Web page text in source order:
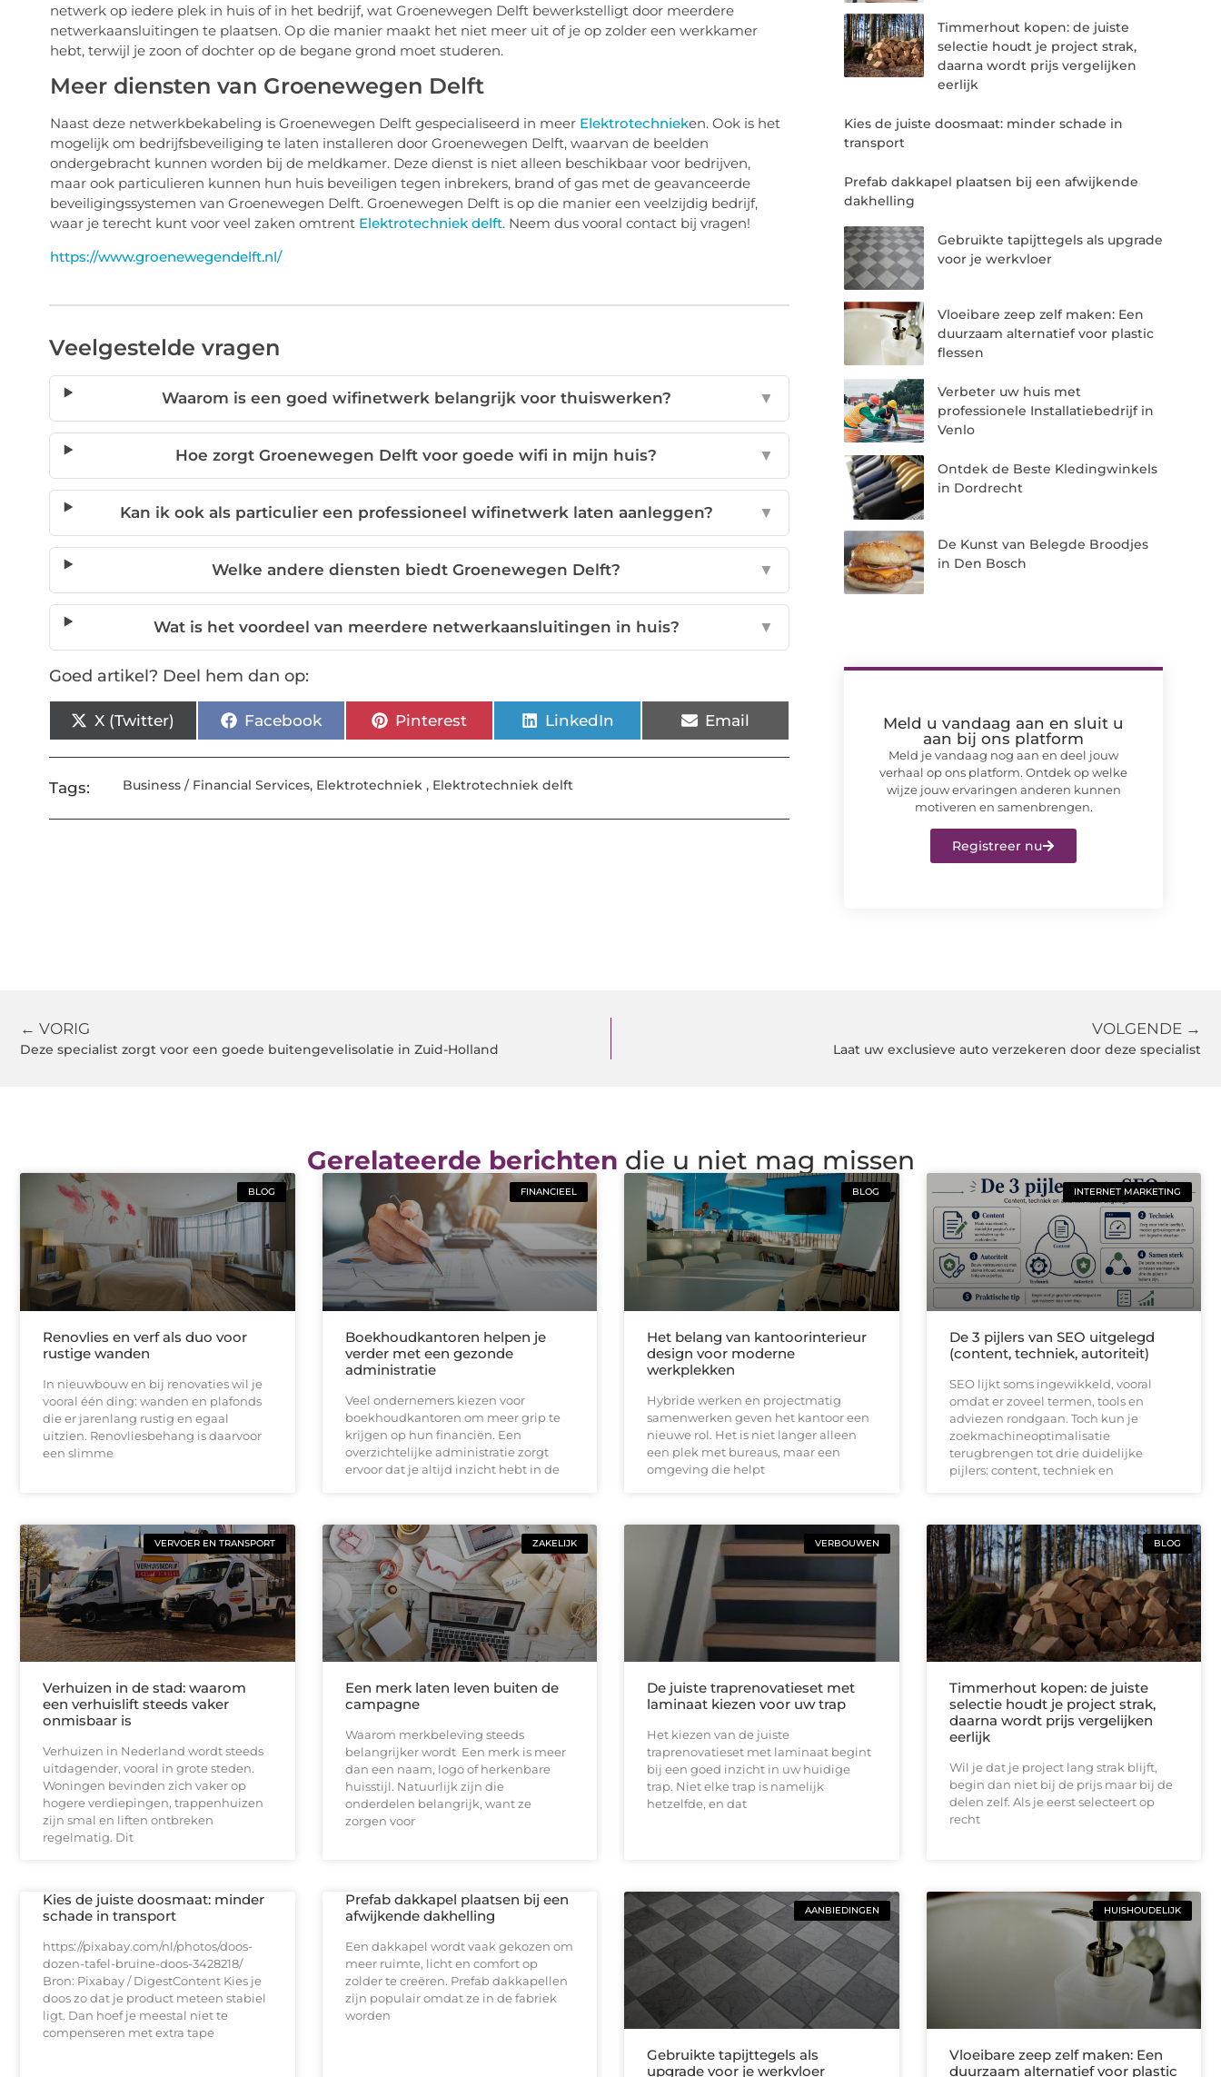
netwerk op iedere plek in huis of in het bedrijf, wat Groenewegen Delft bewerkstelligt door meerdere
netwerkaansluitingen te plaatsen. Op die manier maakt het niet meer uit of je op zolder een werkkamer
hebt, terwijl je zoon of dochter op de begane grond moet studeren.
Meer diensten van Groenewegen Delft
Naast deze netwerkbekabeling is Groenewegen Delft gespecialiseerd in meer Elektrotechnieken. Ook is het
mogelijk om bedrijfsbeveiliging te laten installeren door Groenewegen Delft, waarvan de beelden
ondergebracht kunnen worden bij de meldkamer. Deze dienst is niet alleen beschikbaar voor bedrijven,
maar ook particulieren kunnen hun huis beveiligen tegen inbrekers, brand of gas met de geavanceerde
beveiligingssystemen van Groenewegen Delft. Groenewegen Delft is op die manier een veelzijdig bedrijf,
waar je terecht kunt voor veel zaken omtrent Elektrotechniek delft. Neem dus vooral contact bij vragen!
https://www.groenewegendelft.nl/
Veelgestelde vragen
Waarom is een goed wifinetwerk belangrijk voor thuiswerken? ▼
Hoe zorgt Groenewegen Delft voor goede wifi in mijn huis? ▼
Kan ik ook als particulier een professioneel wifinetwerk laten aanleggen? ▼
Welke andere diensten biedt Groenewegen Delft? ▼
Wat is het voordeel van meerdere netwerkaansluitingen in huis? ▼
Goed artikel? Deel hem dan op:
X (Twitter) Facebook Pinterest LinkedIn Email
Tags: Business / Financial Services, Elektrotechniek , Elektrotechniek delft
Timmerhout kopen: de juiste
selectie houdt je project strak,
daarna wordt prijs vergelijken
eerlijk
Kies de juiste doosmaat: minder schade in
transport
Prefab dakkapel plaatsen bij een afwijkende
dakhelling
Gebruikte tapijttegels als upgrade
voor je werkvloer
Vloeibare zeep zelf maken: Een
duurzaam alternatief voor plastic
flessen
Verbeter uw huis met
professionele Installatiebedrijf in
Venlo
Ontdek de Beste Kledingwinkels
in Dordrecht
De Kunst van Belegde Broodjes
in Den Bosch
Meld u vandaag aan en sluit u
aan bij ons platform
Meld je vandaag nog aan en deel jouw
verhaal op ons platform. Ontdek op welke
wijze jouw ervaringen anderen kunnen
motiveren en samenbrengen.
Registreer nu
← VORIG
Deze specialist zorgt voor een goede buitengevelisolatie in Zuid-Holland
VOLGENDE →
Laat uw exclusieve auto verzekeren door deze specialist
Gerelateerde berichten die u niet mag missen
BLOG
Renovlies en verf als duo voor
rustige wanden
In nieuwbouw en bij renovaties wil je
vooral één ding: wanden en plafonds
die er jarenlang rustig en egaal
uitzien. Renovliesbehang is daarvoor
een slimme
FINANCIEEL
Boekhoudkantoren helpen je
verder met een gezonde
administratie
Veel ondernemers kiezen voor
boekhoudkantoren om meer grip te
krijgen op hun financiën. Een
overzichtelijke administratie zorgt
ervoor dat je altijd inzicht hebt in de
BLOG
Het belang van kantoorinterieur
design voor moderne
werkplekken
Hybride werken en projectmatig
samenwerken geven het kantoor een
nieuwe rol. Het is niet langer alleen
een plek met bureaus, maar een
omgeving die helpt
INTERNET MARKETING
De 3 pijlers van SEO uitgelegd
(content, techniek, autoriteit)
SEO lijkt soms ingewikkeld, vooral
omdat er zoveel termen, tools en
adviezen rondgaan. Toch kun je
zoekmachineoptimalisatie
terugbrengen tot drie duidelijke
pijlers: content, techniek en
VERVOER EN TRANSPORT
Verhuizen in de stad: waarom
een verhuislift steeds vaker
onmisbaar is
Verhuizen in Nederland wordt steeds
uitdagender, vooral in grote steden.
Woningen bevinden zich vaker op
hogere verdiepingen, trappenhuizen
zijn smal en liften ontbreken
regelmatig. Dit
ZAKELIJK
Een merk laten leven buiten de
campagne
Waarom merkbeleving steeds
belangrijker wordt Een merk is meer
dan een naam, logo of herkenbare
huisstijl. Natuurlijk zijn die
onderdelen belangrijk, want ze
zorgen voor
VERBOUWEN
De juiste traprenovatieset met
laminaat kiezen voor uw trap
Het kiezen van de juiste
traprenovatieset met laminaat begint
bij een goed inzicht in uw huidige
trap. Niet elke trap is namelijk
hetzelfde, en dat
BLOG
Timmerhout kopen: de juiste
selectie houdt je project strak,
daarna wordt prijs vergelijken
eerlijk
Wil je dat je project lang strak blijft,
begin dan niet bij de prijs maar bij de
delen zelf. Als je eerst selecteert op
recht
Kies de juiste doosmaat: minder
schade in transport
https://pixabay.com/nl/photos/doos-
dozen-tafel-bruine-doos-3428218/
Bron: Pixabay / DigestContent Kies je
doos zo dat je product meteen stabiel
ligt. Dan hoef je meestal niet te
compenseren met extra tape
Prefab dakkapel plaatsen bij een
afwijkende dakhelling
Een dakkapel wordt vaak gekozen om
meer ruimte, licht en comfort op
zolder te creëren. Prefab dakkapellen
zijn populair omdat ze in de fabriek
worden
AANBIEDINGEN
Gebruikte tapijttegels als
upgrade voor je werkvloer
HUISHOUDELIJK
Vloeibare zeep zelf maken: Een
duurzaam alternatief voor plastic